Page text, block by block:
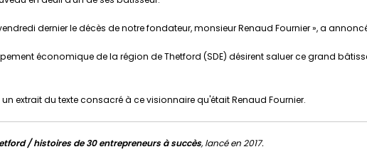
dernier le décès de notre fondateur, monsieur Renaud Fournier », a
économique de la région de Thetford (SDE)désirent saluer ce grand
extrait du texte consacré à ce visionnaire qu'était Renaud Fournier.
/ histoires de 30 entrepreneurs à succès, lancé en 2017.